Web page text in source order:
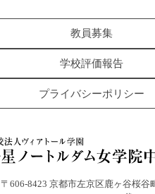
教員募集
学校評価報告
プライバシーポリシー
〒606-8423 京都市左京区鹿ヶ谷桜谷